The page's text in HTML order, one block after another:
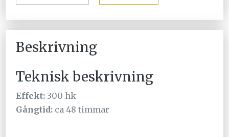
Beskrivning
Teknisk beskrivning
Effekt: 300 hk
Gångtid: ca 48 timmar